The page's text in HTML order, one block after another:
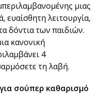
μιας
ευαίσθητη λειτουργία,
δόντια των παιδιών.
κανονική
4
τη λαβή.
σούπερ καθαρισμό